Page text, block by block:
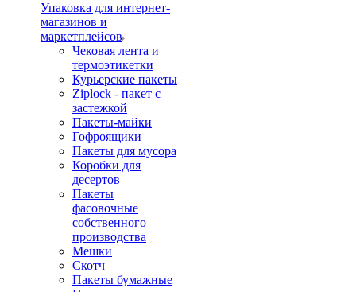
Упаковка для интернет-
магазинов и
маркетплейсов
Чековая лента и
термоэтикетки
Курьерские пакеты
Ziplock - пакет с
застежкой
Пакеты-майки
Гофроящики
Пакеты для мусора
Коробки для
десертов
Пакеты
фасовочные
собственного
производства
Мешки
Скотч
Пакеты бумажные